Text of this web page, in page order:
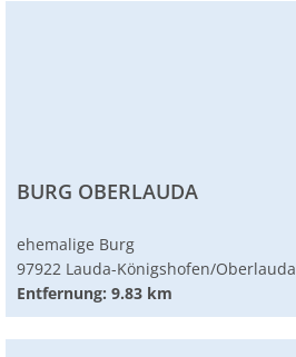
BURG OBERLAUDA
ehemalige Burg
97922 Lauda-Königshofen/Oberlauda
Entfernung: 9.83 km